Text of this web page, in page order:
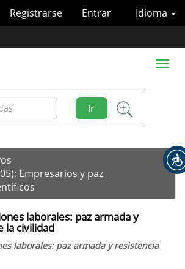
Idioma
Registrarse Entrar
Ir
Toggle
Empresarios y paz
laborales: paz armada y
la civilidad
laborales: paz armada y resistencia